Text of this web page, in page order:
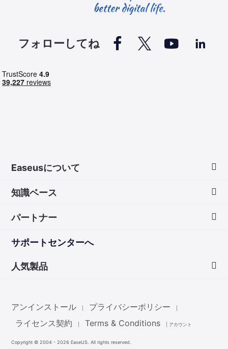
フォローしてね    
Easeusについて
お問い合わせ
知識ベース
Mac アプリ ストア
パートナー
サポートセンターへ
人気製品
Partition Master
アンインストール プライバシーポリシー
ライセンス契約 Terms & Conditions アカウント
Copyright © 2004 - 2026 EaseUS. All rights reserved.